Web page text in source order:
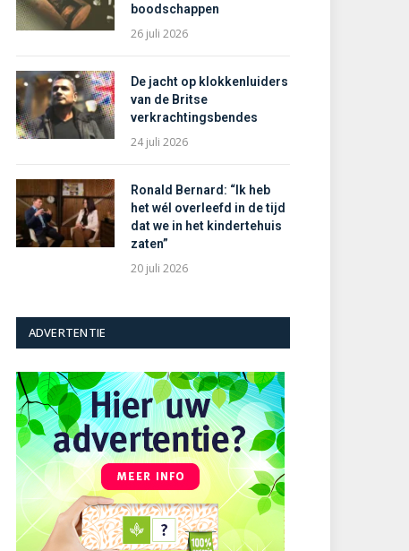
boodschappen
26 juli 2026
De jacht op klokkenluiders
van de Britse
verkrachtingsbendes
24 juli 2026
Ronald Bernard: “Ik heb
het wél overleefd in de tijd
dat we in het kindertehuis
zaten”
20 juli 2026
ADVERTENTIE